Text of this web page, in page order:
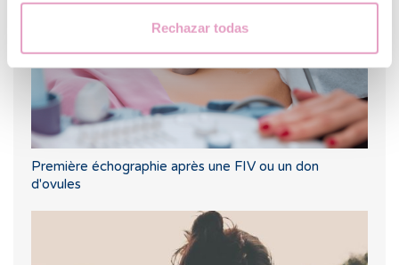
Rechazar todas
Première échographie après une FIV ou un don
d'ovules